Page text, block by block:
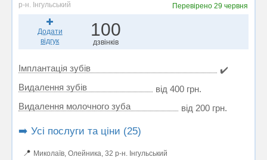
р-н. Інгульський Перевірено29 червня
Додати
відгук
100
дзвінків
Імплантація зубів
✔️
Видалення зубів
від 400 грн.
Видалення молочного зуба
від 200 грн.
➡️ Усі послуги та ціни (25)
📍 Миколаїв, Олейника, 32 р-н. Інгульський